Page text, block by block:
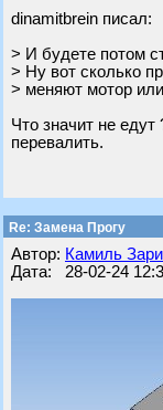
dinamitbrein писал:
> И будете потом
> Ну вот сколько
> меняют мотор
Что значит не
перевалить.
Re: Замена Прогу
Автор: Камиль
Дата: 28-02-24